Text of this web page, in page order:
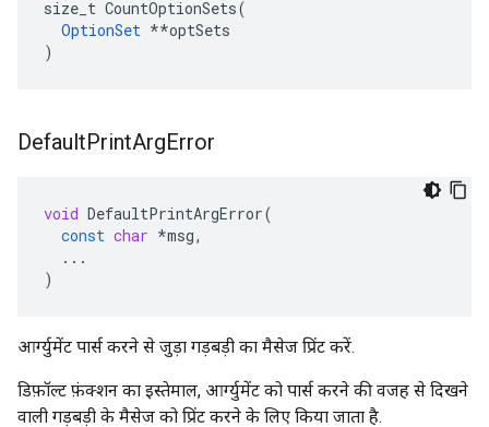
size_t CountOptionSets(
OptionSet **optSets
)
DefaultPrintArgError
void DefaultPrintArgError(
const char *msg,
...
)
आर्ग्युमेंट पार्स करने से जुड़ा गड़बड़ी का मैसेज प्रिंट करें.
डिफ़ॉल्ट फ़ंक्शन का इस्तेमाल, आर्ग्युमेंट को पार्स करने की वजह से दिखने
वाली गड़बड़ी के मैसेज को प्रिंट करने के लिए किया जाता है.